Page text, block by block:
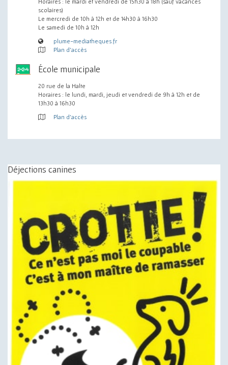
scolaires)
Le mercredi de 10h à 12h et de 14h30 à 16h30
Le samedi de 10h à 12h
plume-mediatheques.fr
Plan d'accès
École municipale
20 rue de la Halte
Horaires : le lundi, mardi, jeudi et vendredi de 9h à 12h et de
13h30 à 16h30
Plan d'accès
Déjections canines